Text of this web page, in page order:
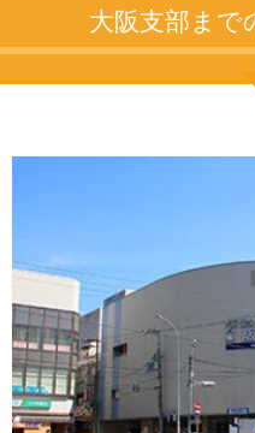
大阪支部まで